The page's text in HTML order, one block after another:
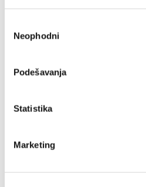
сагласности
Neophodni
Podešavanja
Statistika
Marketing